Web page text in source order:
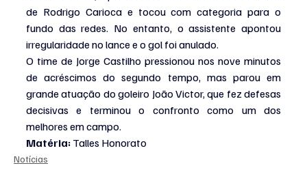
de Rodrigo Carioca e tocou com categoria para o
fundo das redes. No entanto, o assistente apontou
irregularidade no lance e o gol foi anulado.
O time de Jorge Castilho pressionou nos nove minutos
de acréscimos do segundo tempo, mas parou em
grande atuação do goleiro João Victor, que fez defesas
decisivas e terminou o confronto como um dos
melhores em campo.
Matéria: Talles Honorato
Notícias